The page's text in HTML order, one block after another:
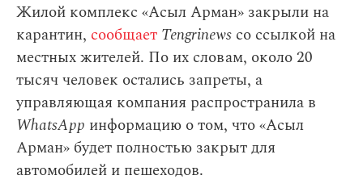
Жилой комплекс «Асыл Арман» закрыли на
карантин, сообщает Tengrinews со ссылкой на
местных жителей. По их словам, около 20
тысяч человек остались запреты, а
управляющая компания распространила в
WhatsApp информацию о том, что «Асыл
Арман» будет полностью закрыт для
автомобилей и пешеходов.